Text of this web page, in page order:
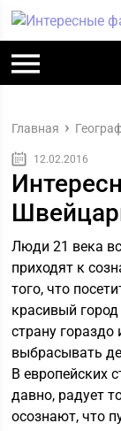
Главная
12.02.2016
Люди 21 века
приходят к
того, что
красивый город
страну гораздо
выбрасывать
В европейских
давно, радует
осознают, что